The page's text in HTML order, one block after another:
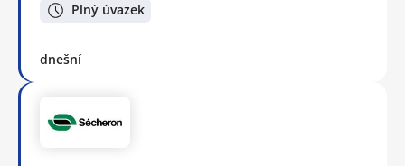
Plný úvazek
dnešní